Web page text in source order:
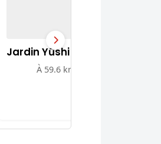
Jardin Yūshi
À 59.6 km de la propriété